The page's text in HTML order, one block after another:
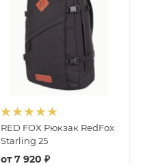
RED FOX Рюкзак RedFox
Starling 25
от7 920 ₽